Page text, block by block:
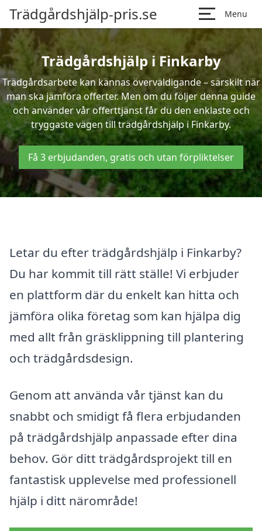
Trädgårdshjälp-pris.se Menu
Trädgårdshjälp i Finkarby
Trädgårdsarbete kan kännas överväldigande – särskilt när
man ska jämföra offerter. Men om du följer denna guide
och använder vår offerttjänst får du den enklaste och
tryggaste vägen till trädgårdshjälp i Finkarby.
Få 3 erbjudanden, gratis och utan förpliktelser
Letar du efter trädgårdshjälp i Finkarby?
Du har kommit till rätt ställe! Vi erbjuder
en plattform där du enkelt kan hitta och
jämföra olika företag som kan hjälpa dig
med allt från gräsklippning till plantering
och trädgårdsdesign.
Genom att använda vår tjänst kan du
snabbt och smidigt få flera erbjudanden
på trädgårdshjälp anpassade efter dina
behov. Gör ditt trädgårdsprojekt till en
fantastisk upplevelse med professionell
hjälp i ditt närområde!